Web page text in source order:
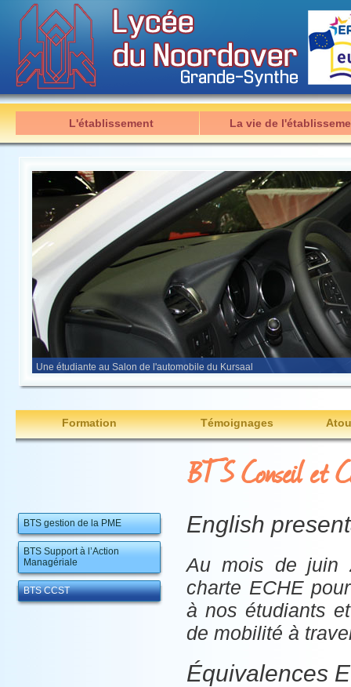
L'établissement La vie de
Une étudiante au Salon de l'automobile du Kursaal
Formation Témoignages
BTS Conseil et
BTS gestion de la PME
BTS Support à l’Action
Managériale
BTS CCST
English
Au mois de juin
charte ECHE
à nos étudiants
de mobilité à
Équivalences